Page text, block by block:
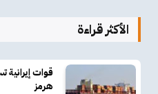
الأكثر قراءة
قوات
هرمز